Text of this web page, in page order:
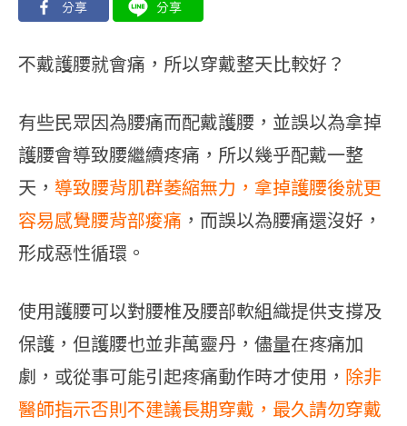
不戴護腰就會痛，所以穿戴整天比較好？
有些民眾因為腰痛而配戴護腰，並誤以為拿掉
護腰會導致腰繼續疼痛，所以幾乎配戴一整
天， 導致腰背肌群萎縮無力，拿掉護腰後就更
容易感覺腰背部痠痛 ，而誤以為腰痛還沒好，
形成惡性循環。
使用護腰可以對腰椎及腰部軟組織提供支撐及
保護，但護腰也並非萬靈丹，儘量在疼痛加
劇，或從事可能引起疼痛動作時才使用， 除非
醫師指示否則不建議長期穿戴，最久請勿穿戴